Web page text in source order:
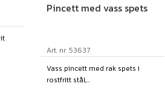
Pincett med vass spets
Art. nr: 53637
Vass pincett med rak spets i
rostfritt stål,...